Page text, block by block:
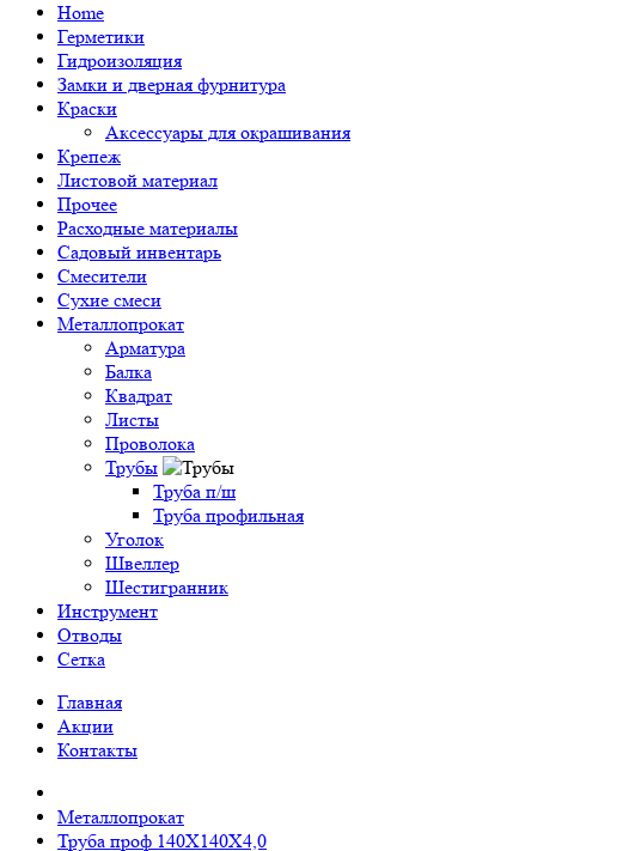
Home
Герметики
Гидроизоляция
Замки и дверная фурнитура
Краски
Аксессуары для окрашивания
Крепеж
Листовой материал
Прочее
Расходные материалы
Садовый инвентарь
Смесители
Сухие смеси
Металлопрокат
Арматура
Балка
Квадрат
Листы
Проволока
Трубы
Труба п/ш
Труба профильная
Уголок
Швеллер
Шестигранник
Инструмент
Отводы
Сетка
Главная
Акции
Контакты
Металлопрокат
Труба проф 140Х140Х4,0